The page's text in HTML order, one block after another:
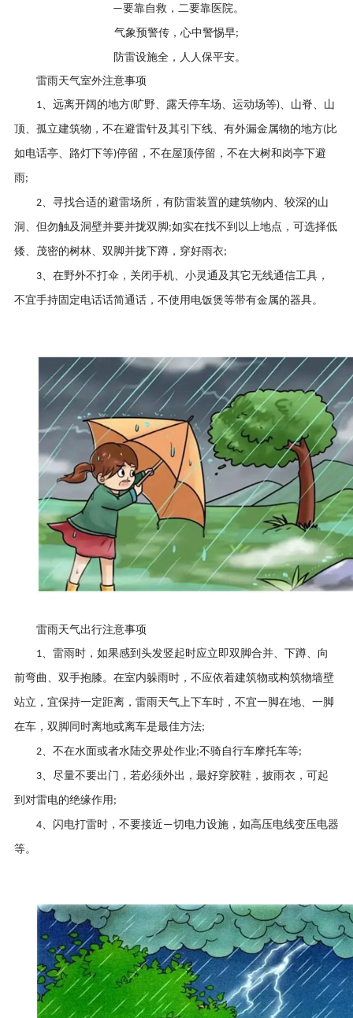
—要靠自救，二要靠医院。
气象预警传，心中警惕早;
防雷设施全，人人保平安。
雷雨天气室外注意事项
1 、远离开阔的地方(旷野、露天停车场、运动场等)、山脊、山
顶、孤立建筑物，不在避雷针及其引下线、有外漏金属物的地方(比
如电话亭、路灯下等)停留，不在屋顶停留，不在大树和岗亭下避
雨;
2、寻找合适的避雷场所，有防雷装置的建筑物内、较深的山
洞、但勿触及洞壁并要并拢双脚;如实在找不到以上地点，可选择低
矮、茂密的树林、双脚并拢下蹲，穿好雨衣;
3、在野外不打伞，关闭手机、小灵通及其它无线通信工具，
不宜手持固定电话话简通话，不使用电饭煲等带有金属的器具。
雷雨天气出行注意事项
1、雷雨时，如果感到头发竖起时应立即双脚合并、下蹲、向
前弯曲、双手抱膝。在室内躲雨时，不应依着建筑物或构筑物墙壁
站立，宜保持一定距离，雷雨天气上下车时，不宜一脚在地、一脚
在车，双脚同时离地或离车是最佳方法;
2、不在水面或者水陆交界处作业;不骑自行车摩托车等;
3、尽量不要出门，若必须外出，最好穿胶鞋，披雨衣，可起
到对雷电的绝缘作用 ;
4、闪电打雷时，不要接近—切电力设施，如高压电线变压电器
等。